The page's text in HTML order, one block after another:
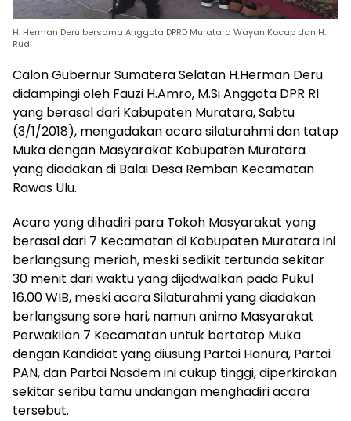
H. Herman Deru bersama Anggota DPRD Muratara Wayan Kocap dan H.
Rudi
Calon Gubernur Sumatera Selatan H.Herman Deru
didampingi oleh Fauzi H.Amro, M.Si Anggota DPR RI
yang berasal dari Kabupaten Muratara, Sabtu
(3/1/2018), mengadakan acara silaturahmi dan tatap
Muka dengan Masyarakat Kabupaten Muratara
yang diadakan di Balai Desa Remban Kecamatan
Rawas Ulu.
Acara yang dihadiri para Tokoh Masyarakat yang
berasal dari 7 Kecamatan di Kabupaten Muratara ini
berlangsung meriah, meski sedikit tertunda sekitar
30 menit dari waktu yang dijadwalkan pada Pukul
16.00 WIB, meski acara Silaturahmi yang diadakan
berlangsung sore hari, namun animo Masyarakat
Perwakilan 7 Kecamatan untuk bertatap Muka
dengan Kandidat yang diusung Partai Hanura, Partai
PAN, dan Partai Nasdem ini cukup tinggi, diperkirakan
sekitar seribu tamu undangan menghadiri acara
tersebut.